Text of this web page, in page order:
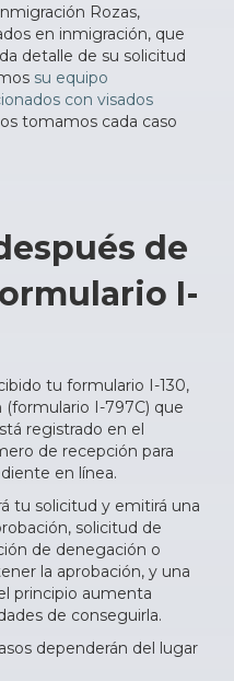
Rozas,
en inmigración, que
detalle de su solicitud
su equipo
con visados
tomamos cada caso
de
I-
tu formulario I-130,
(formulario I-797C) que
registrado en el
de recepción para
en línea.
tu solicitud y emitirá una
solicitud de
de denegación o
la aprobación, y una
principio aumenta
de conseguirla.
dependerán del lugar